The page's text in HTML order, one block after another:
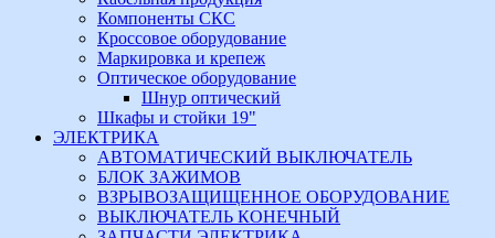
Компоненты СКС
Кроссовое оборудование
Маркировка и крепеж
Оптическое оборудование
Шнур оптический
Шкафы и стойки 19"
ЭЛЕКТРИКА
АВТОМАТИЧЕСКИЙ ВЫКЛЮЧАТЕЛЬ
БЛОК ЗАЖИМОВ
ВЗРЫВОЗАЩИЩЕННОЕ ОБОРУДОВАНИЕ
ВЫКЛЮЧАТЕЛЬ КОНЕЧНЫЙ